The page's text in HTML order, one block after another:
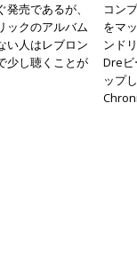
発売であるが、
ックのアルバム
い人はレブロン
少し聴くことが
コン
をマ
ンド
Dreビ
ップ